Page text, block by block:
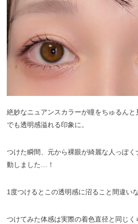
絶妙なニュアンスカラーが瞳をちゅるん
でも透明感溢れる印象に。
つけた瞬間、元から裸眼が綺麗な人っぽ
動しました…！
1度つけるとこの透明感に沼ること間違い
つけてみた体感は実際の着色直径と同じく